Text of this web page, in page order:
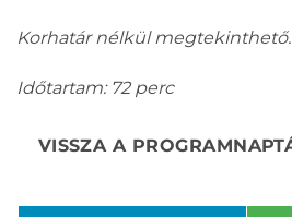
Korhatár nélkül megtekinthető.
Időtartam: 72 perc